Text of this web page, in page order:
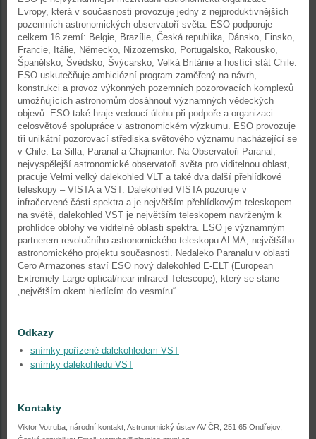
Evropy, která v současnosti provozuje jedny z nejproduktivnějších
pozemních astronomických observatoří světa. ESO podporuje
celkem 16 zemí: Belgie, Brazílie, Česká republika, Dánsko, Finsko,
Francie, Itálie, Německo, Nizozemsko, Portugalsko, Rakousko,
Španělsko, Švédsko, Švýcarsko, Velká Británie a hostící stát Chile.
ESO uskutečňuje ambiciózní program zaměřený na návrh,
konstrukci a provoz výkonných pozemních pozorovacích komplexů
umožňujících astronomům dosáhnout významných vědeckých
objevů. ESO také hraje vedoucí úlohu při podpoře a organizaci
celosvětové spolupráce v astronomickém výzkumu. ESO provozuje
tři unikátní pozorovací střediska světového významu nacházející se
v Chile: La Silla, Paranal a Chajnantor. Na Observatoři Paranal,
nejvyspělejší astronomické observatoři světa pro viditelnou oblast,
pracuje Velmi velký dalekohled VLT a také dva další přehlídkové
teleskopy – VISTA a VST. Dalekohled VISTA pozoruje v
infračervené části spektra a je největším přehlídkovým teleskopem
na světě, dalekohled VST je největším teleskopem navrženým k
prohlídce oblohy ve viditelné oblasti spektra. ESO je významným
partnerem revolučního astronomického teleskopu ALMA, největšího
astronomického projektu současnosti. Nedaleko Paranalu v oblasti
Cero Armazones staví ESO nový dalekohled E-ELT (European
Extremely Large optical/near-infrared Telescope), který se stane
„největším okem hledícím do vesmíru“.
Odkazy
snímky pořízené dalekohledem VST
snímky dalekohledu VST
Kontakty
Viktor Votruba; národní kontakt; Astronomický ústav AV ČR, 251 65 Ondřejov,